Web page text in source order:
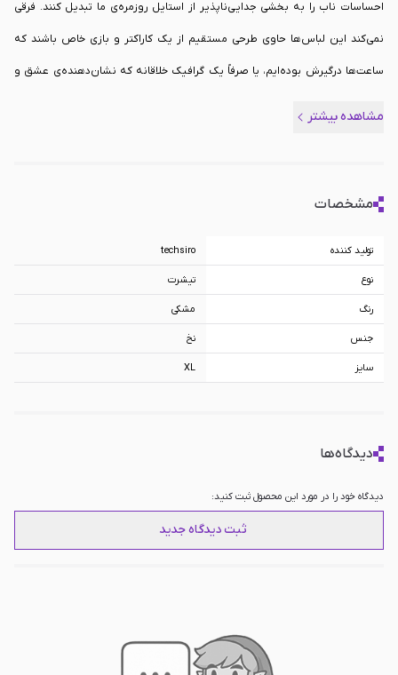
احساسات ناب را به بخشی جدایی‌ناپذیر از استایل روزمره‌ی ما تبدیل کنند. فرقی
نمی‌کند این لباس‌ها حاوی طرحی مستقیم از یک کاراکتر و بازی خاص باشند که
ساعت‌ها درگیرش بوده‌ایم، یا صرفاً یک گرافیک خلاقانه که نشان‌دهنده‌ی عشق و
می‌شوند که می‌خواهند فراتر از یک سرگرمی ساده، دنیای ویدیوگیم را به عنوان
مشاهده بیشتر
مشخصات
تولید کننده techsiro
نوع تیشرت
رنگ مشکی
جنس نخ
سایز XL
دیدگاه‌ها
دیدگاه خود را در مورد این محصول ثبت کنید:
ثبت دیدگاه جدید